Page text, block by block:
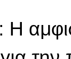
Η